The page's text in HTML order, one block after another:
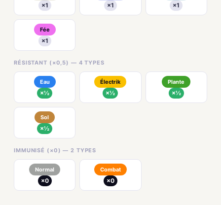
×1 ×1 ×1
Fée
×1
RÉSISTANT (×0,5) — 4 TYPES
Eau
×½
Électrik
×½
Plante
×½
Sol
×½
IMMUNISÉ (×0) — 2 TYPES
Normal
×0
Combat
×0